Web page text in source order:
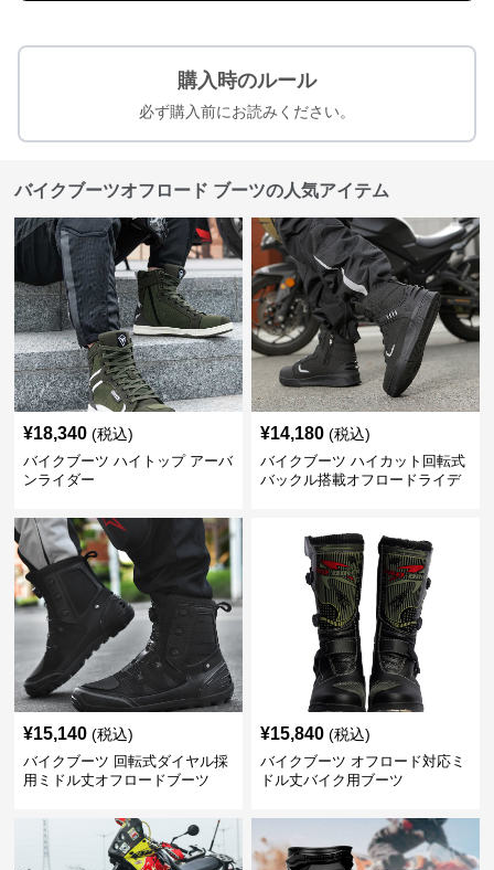
購入時のルール
必ず購入前にお読みください。
バイクブーツオフロード ブーツの人気アイテム
¥18,340 (税込)
バイクブーツ ハイトップ アーバ
ンライダー
¥14,180 (税込)
バイクブーツ ハイカット回転式
バックル搭載オフロードライデ
¥15,140 (税込)
バイクブーツ 回転式ダイヤル採
用ミドル丈オフロードブーツ
¥15,840 (税込)
バイクブーツ オフロード対応ミ
ドル丈バイク用ブーツ